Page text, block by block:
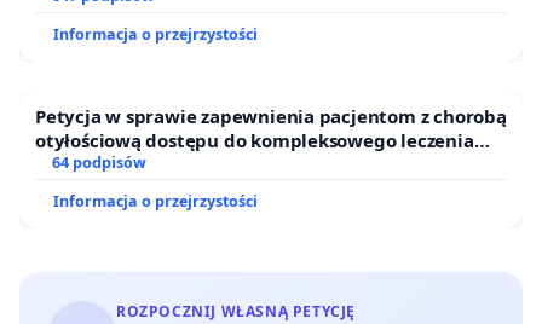
Informacja o przejrzystości
Petycja w sprawie zapewnienia pacjentom z chorobą
otyłościową dostępu do kompleksowego leczenia
oraz programów profilaktycznych.
64 podpisów
Informacja o przejrzystości
ROZPOCZNIJ WŁASNĄ PETYCJĘ